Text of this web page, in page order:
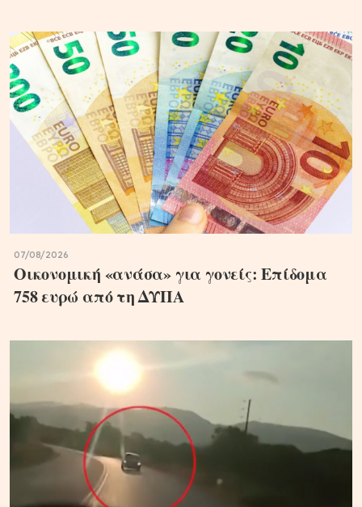
07/08/2026
Oικονομική «ανάσα» για γονείς: Επίδομα
758 ευρώ από τη ΔΥΠΑ